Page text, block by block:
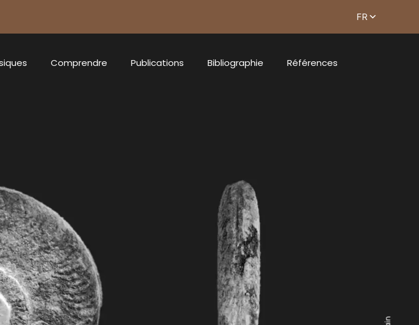
Comprendre Publications Bibliographie Références